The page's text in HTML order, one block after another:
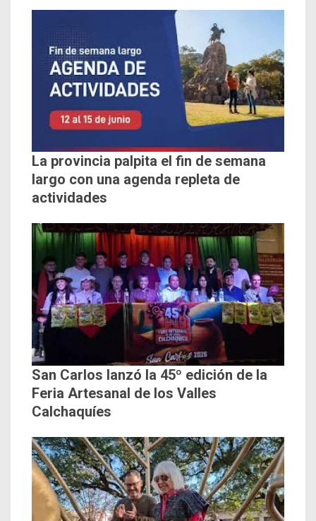
La provincia palpita el fin de semana
largo con una agenda repleta de
actividades
San Carlos lanzó la 45º edición de la
Feria Artesanal de los Valles
Calchaquíes